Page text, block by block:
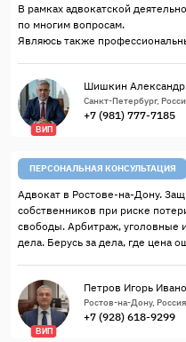
В рамках адвокатской
по многим вопросам.
Являюсь также
ВИП
Шишкин Александр
Санкт-Петербург,
+7 (981) 777-7185
ПЕРСОНАЛЬНАЯ КОНСУЛЬТАЦИЯ
Адвокат в Ростове-на-Дону.
собственников при риске
свободы. Арбитраж, уголовные
дела. Берусь за дела, где цена
ВИП
Петров Игорь
Ростов-на-Дону, Россия
+7 (928) 618-9299